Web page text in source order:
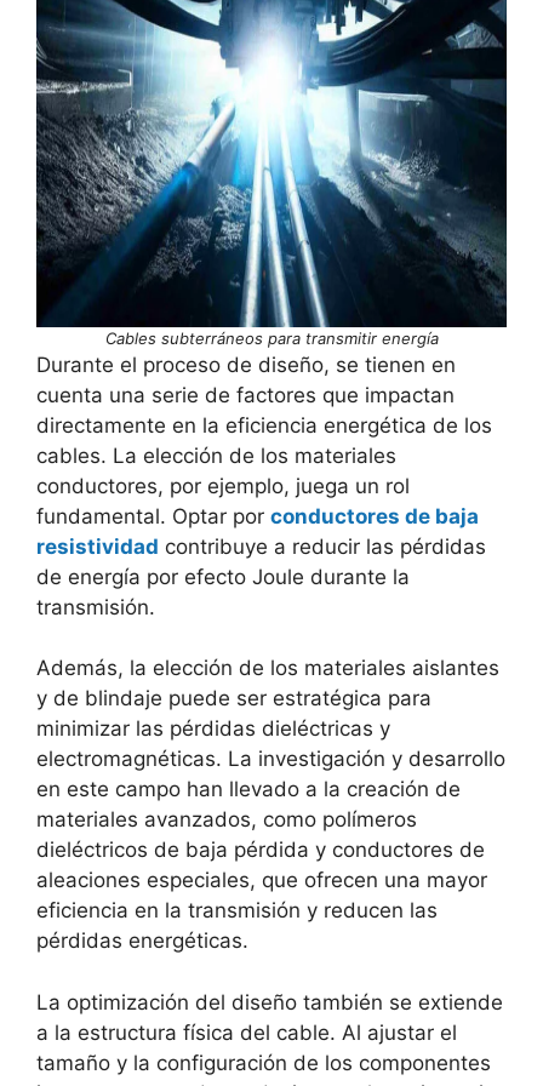
Cables subterráneos para transmitir energía
Durante el proceso de diseño, se tienen en
cuenta una serie de factores que impactan
directamente en la eficiencia energética de los
cables. La elección de los materiales
conductores, por ejemplo, juega un rol
fundamental. Optar por conductores de baja
resistividad contribuye a reducir las pérdidas
de energía por efecto Joule durante la
transmisión.
Además, la elección de los materiales aislantes
y de blindaje puede ser estratégica para
minimizar las pérdidas dieléctricas y
electromagnéticas. La investigación y desarrollo
en este campo han llevado a la creación de
materiales avanzados, como polímeros
dieléctricos de baja pérdida y conductores de
aleaciones especiales, que ofrecen una mayor
eficiencia en la transmisión y reducen las
pérdidas energéticas.
La optimización del diseño también se extiende
a la estructura física del cable. Al ajustar el
tamaño y la configuración de los componentes